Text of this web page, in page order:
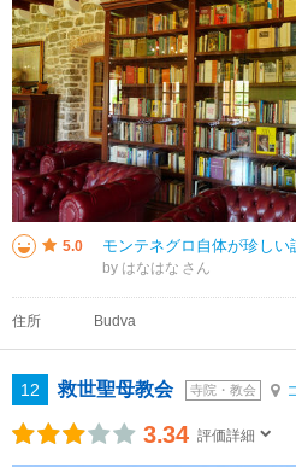
5.0
by はなはな
住所 Budva
12 救世聖母教会 寺院・教会
3.34 評価詳細